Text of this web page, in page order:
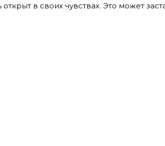
в своих чувствах. Это может